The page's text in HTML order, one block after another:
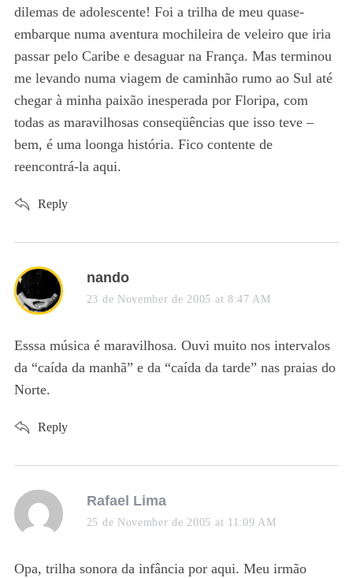
:
dilemas de adolescente! Foi a trilha de meu quase-
embarque numa aventura mochileira de veleiro que iria
passar pelo Caribe e desaguar na França. Mas terminou
me levando numa viagem de caminhão rumo ao Sul até
chegar à minha paixão inesperada por Floripa, com
todas as maravilhosas conseqüências que isso teve –
bem, é uma loonga história. Fico contente de
reencontrá-la aqui.
Reply
s
a
s
:
nando
23 de November de 2005 at 8:47 AM
Esssa música é maravilhosa. Ouvi muito nos intervalos
da “caída da manhã” e da “caída da tarde” nas praias do
Norte.
Reply
s
a
s
Rafael Lima
25 de November de 2005 at 11:09 AM
Opa, trilha sonora da infância por aqui. Meu irmão
S
a
f
o
: